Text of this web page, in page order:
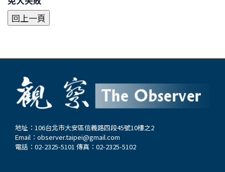
地址：106台北市大安區信義路四段45號10樓之2
Email： observer.taipei@gmail.com
電話：02-2325-5101 傳真：02-2325-5102